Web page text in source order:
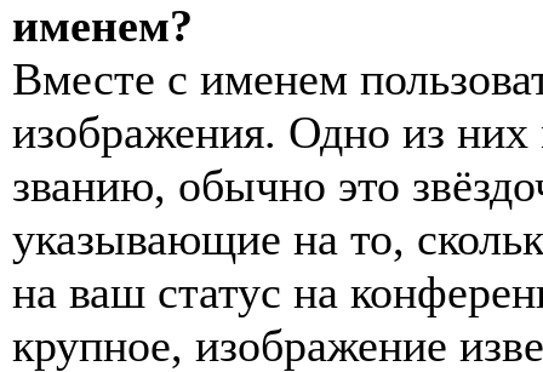
именем?
Вместе с именем
изображения. Одно из
званию, обычно это
указывающие на то,
на ваш статус на
крупное, изображение